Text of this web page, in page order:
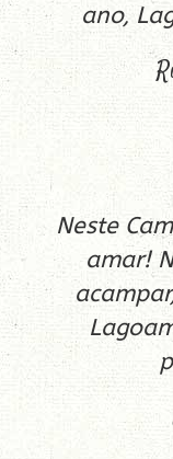
ano,
Neste
amar!